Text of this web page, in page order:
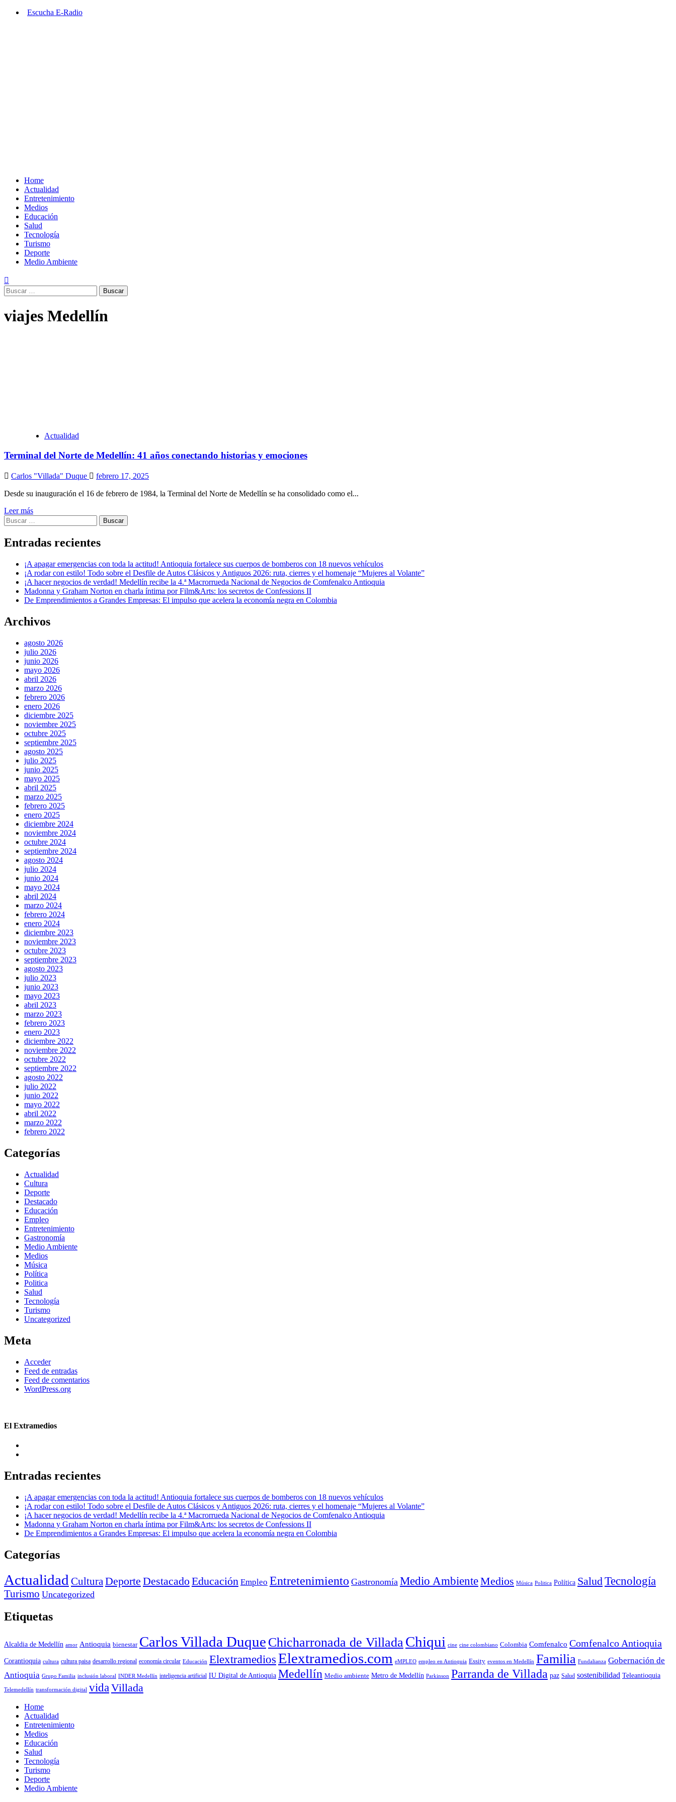
Saltar
Escucha E-Radio
Home
Actualidad
Entretenimiento
Medios
Educación
Salud
Tecnología
Turismo
Deporte
Medio Ambiente
Buscar:
viajes Medellín
Actualidad
Terminal del Norte de Medellín: 41 años conectando historias y emociones
Carlos "Villada" Duque febrero 17, 2025
Desde su inauguración el 16 de febrero de 1984, la Terminal del Norte de Medellín se ha consolidado como el...
Leer más
Buscar:
Entradas recientes
¡A apagar emergencias con toda la actitud! Antioquia fortalece sus cuerpos de bomberos con 18 nuevos vehículos
¡A rodar con estilo! Todo sobre el Desfile de Autos Clásicos y Antiguos 2026: ruta, cierres y el homenaje “Mujeres al Volante”
¡A hacer negocios de verdad! Medellín recibe la 4.ª Macrorrueda Nacional de Negocios de Comfenalco Antioquia
Madonna y Graham Norton en charla íntima por Film&Arts: los secretos de Confessions II
De Emprendimientos a Grandes Empresas: El impulso que acelera la economía negra en Colombia
Archivos
agosto 2026
julio 2026
junio 2026
mayo 2026
abril 2026
marzo 2026
febrero 2026
enero 2026
diciembre 2025
noviembre 2025
octubre 2025
septiembre 2025
agosto 2025
julio 2025
junio 2025
mayo 2025
abril 2025
marzo 2025
febrero 2025
enero 2025
diciembre 2024
noviembre 2024
octubre 2024
septiembre 2024
agosto 2024
julio 2024
junio 2024
mayo 2024
abril 2024
marzo 2024
febrero 2024
enero 2024
diciembre 2023
noviembre 2023
octubre 2023
septiembre 2023
agosto 2023
julio 2023
junio 2023
mayo 2023
abril 2023
marzo 2023
febrero 2023
enero 2023
diciembre 2022
noviembre 2022
octubre 2022
septiembre 2022
agosto 2022
julio 2022
junio 2022
mayo 2022
abril 2022
marzo 2022
febrero 2022
Categorías
Actualidad
Cultura
Deporte
Destacado
Educación
Empleo
Entretenimiento
Gastronomía
Medio Ambiente
Medios
Música
Política
Politica
Salud
Tecnología
Turismo
Uncategorized
Meta
Acceder
Feed de entradas
Feed de comentarios
WordPress.org
El Extramedios
Entradas recientes
¡A apagar emergencias con toda la actitud! Antioquia fortalece sus cuerpos de bomberos con 18 nuevos vehículos
¡A rodar con estilo! Todo sobre el Desfile de Autos Clásicos y Antiguos 2026: ruta, cierres y el homenaje “Mujeres al Volante”
¡A hacer negocios de verdad! Medellín recibe la 4.ª Macrorrueda Nacional de Negocios de Comfenalco Antioquia
Madonna y Graham Norton en charla íntima por Film&Arts: los secretos de Confessions II
De Emprendimientos a Grandes Empresas: El impulso que acelera la economía negra en Colombia
Categorías
Actualidad Cultura Deporte DestacadoEducación Empleo Entretenimiento Gastronomía Medio AmbienteMedios Música Politica Política Salud Tecnología
Turismo Uncategorized
Etiquetas
Alcaldia de Medellín amor Antioquia bienestar Carlos Villada Duque Chicharronada de Villada Chiqui cine cine colombiano Colombia Comfenalco Comfenalco Antioquia
Corantioquia cultura cultura paisa desarrollo regional economía circular Educación ElextramediosElextramedios.com eMPLEO empleo en Antioquia Essity eventos en Medellín Familia Fundalianza Gobernación de
Antioquia Grupo Familia inclusión laboral INDER Medellín inteligencia artificial IU Digital de Antioquia Medellín Medio ambiente Metro de Medellín Parkinson Parranda de Villada paz Salud sostenibilidad Teleantioquia
Telemedellín transformación digital vida Villada
Home
Actualidad
Entretenimiento
Medios
Educación
Salud
Tecnología
Turismo
Deporte
Medio Ambiente